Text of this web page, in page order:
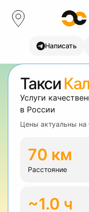
Написать
Такси
Услуги
в России
Цены актуальны на
70 км
Расстояние
~1.0 ч